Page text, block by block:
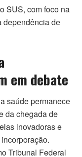
SUS, com foco na
dependência de
em debate
saúde permanece
da chegada de
inovadoras e
Tribunal Federal